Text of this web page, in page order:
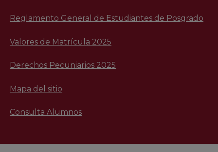
Reglamento General de Estudiantes de Posgrado
Valores de Matrícula 2025
Derechos Pecuniarios 2025
Mapa del sitio
Consulta Alumnos